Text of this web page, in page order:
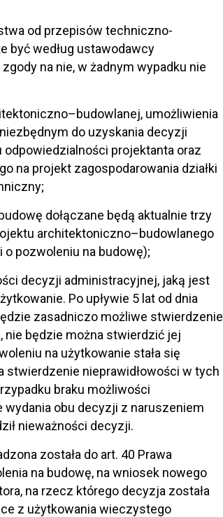
od przepisów techniczno-
być według ustawodawcy
na nie, w żadnym wypadku nie
umożliwienia
do uzyskania decyzji
odpowiedzialności projektanta oraz
na projekt zagospodarowania działki
dołączane będą aktualnie trzy
architektoniczno–budowlanego
pozwoleniu na budowę);
decyzji administracyjnej, jaką jest
Po upływie 5 lat od dnia
zasadniczo możliwe stwierdzenie
nie będzie można stwierdzić jej
na użytkowanie stała się
nieprawidłowości w tych
braku możliwości
obu decyzji z naruszeniem
nieważności decyzji.
została do art. 40 Prawa
na budowę, na wniosek nowego
na rzecz którego decyzja została
z użytkowania wieczystego